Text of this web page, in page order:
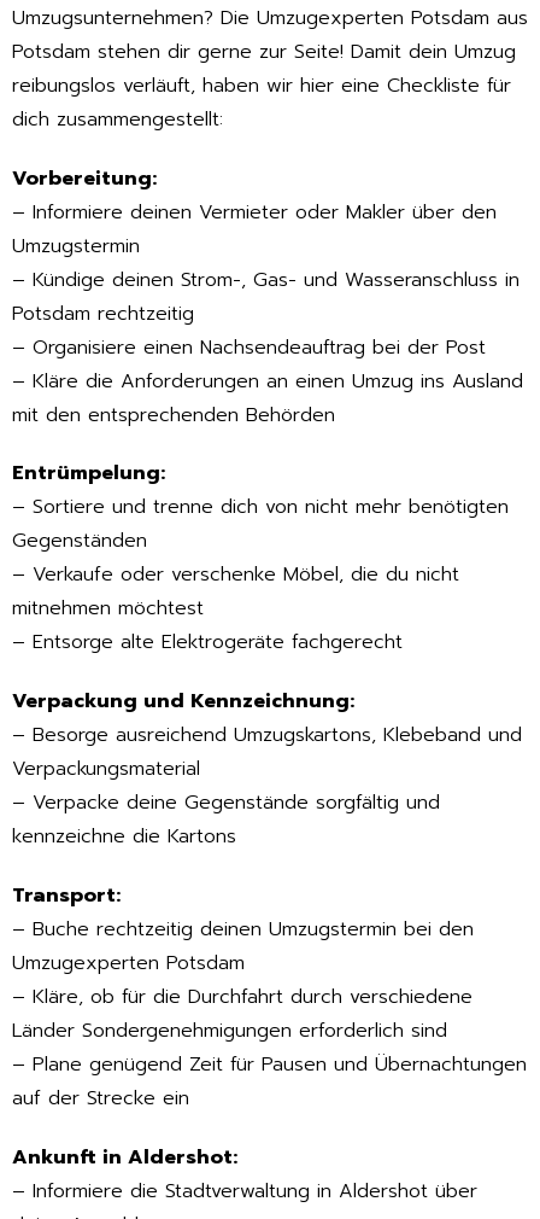
Umzugsunternehmen? Die Umzugexperten Potsdam aus
Potsdam stehen dir gerne zur Seite! Damit dein Umzug
reibungslos verläuft, haben wir hier eine Checkliste für
dich zusammengestellt:
Vorbereitung:
– Informiere deinen Vermieter oder Makler über den
Umzugstermin
– Kündige deinen Strom-, Gas- und Wasseranschluss in
Potsdam rechtzeitig
– Organisiere einen Nachsendeauftrag bei der Post
– Kläre die Anforderungen an einen Umzug ins Ausland
mit den entsprechenden Behörden
Entrümpelung:
– Sortiere und trenne dich von nicht mehr benötigten
Gegenständen
– Verkaufe oder verschenke Möbel, die du nicht
mitnehmen möchtest
– Entsorge alte Elektrogeräte fachgerecht
Verpackung und Kennzeichnung:
– Besorge ausreichend Umzugskartons, Klebeband und
Verpackungsmaterial
– Verpacke deine Gegenstände sorgfältig und
kennzeichne die Kartons
Transport:
– Buche rechtzeitig deinen Umzugstermin bei den
Umzugexperten Potsdam
– Kläre, ob für die Durchfahrt durch verschiedene
Länder Sondergenehmigungen erforderlich sind
– Plane genügend Zeit für Pausen und Übernachtungen
auf der Strecke ein
Ankunft in Aldershot:
– Informiere die Stadtverwaltung in Aldershot über